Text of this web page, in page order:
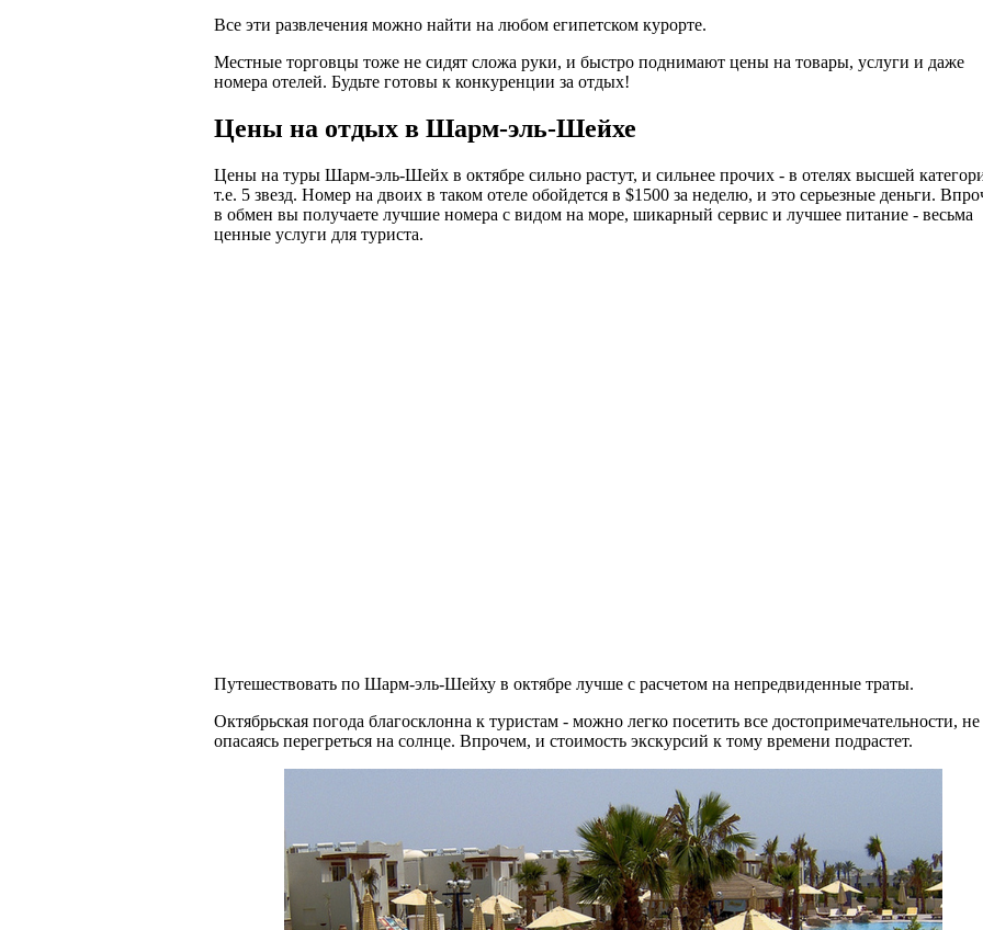
Все эти развлечения можно найти на любом египетском курорте.
Местные торговцы тоже не сидят сложа руки, и быстро поднимают цены на товары, услуги и даже
номера отелей. Будьте готовы к конкуренции за отдых!
Цены на отдых в Шарм-эль-Шейхе
Цены на туры Шарм-эль-Шейх в октябре сильно растут, и сильнее прочих - в отелях высшей
т.е. 5 звезд. Номер на двоих в таком отеле обойдется в $1500 за неделю, и это серьезные деньги.
в обмен вы получаете лучшие номера с видом на море, шикарный сервис и лучшее питание - весьма
ценные услуги для туриста.
Путешествовать по Шарм-эль-Шейху в октябре лучше с расчетом на непредвиденные траты.
Октябрьская погода благосклонна к туристам - можно легко посетить все достопримечательности, не
опасаясь перегреться на солнце. Впрочем, и стоимость экскурсий к тому времени подрастет.